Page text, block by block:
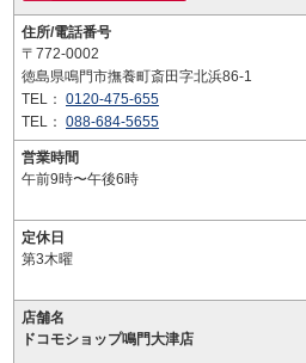
住所/電話番号
〒772-0002
徳島県鳴門市撫養町斎田字北浜86-1
TEL： 0120-475-655
TEL： 088-684-5655
営業時間
午前9時〜午後6時
定休日
第3木曜
店舗名
ドコモショップ鳴門大津店